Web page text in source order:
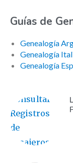
Guías de
Genealogía
Genealogía
Genealogía